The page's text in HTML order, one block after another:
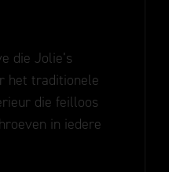
die Jolie’s
het traditionele
die feilloos
in iedere